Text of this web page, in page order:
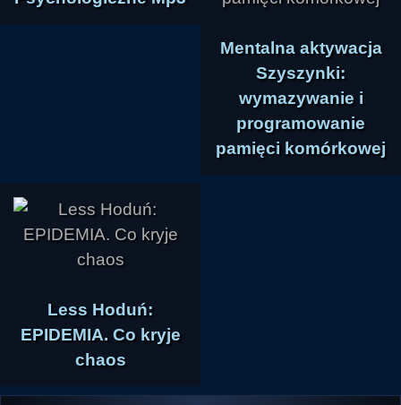
Mentalna aktywacja
Szyszynki:
wymazywanie i
programowanie
pamięci komórkowej
Less Hoduń:
EPIDEMIA. Co kryje
chaos